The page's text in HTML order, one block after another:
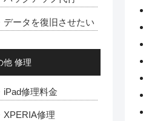
データを復旧させたい
他 修理
iPad修理料金
XPERIA修理